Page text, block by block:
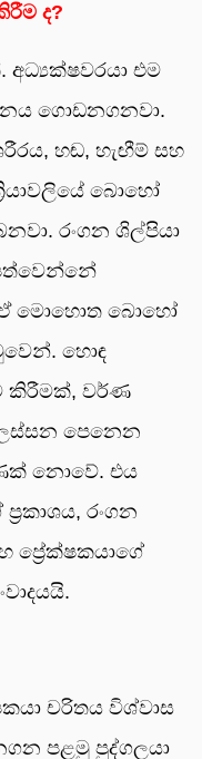
ද?
එම
ගොඩනගනවා.
හඬ, හැඟීම් සහ
බොහෝ
රංගන ශිල්පියා
ඒ මොහොත බොහෝ
හොඳ
කිරීමක්, වර්ණ
ලස්සන පෙනෙන
නොවේ. එය
රංගන
ප්‍රේක්ෂකයාගේ
චරිතය විශ්වාස
පළමු පුද්ගලයා